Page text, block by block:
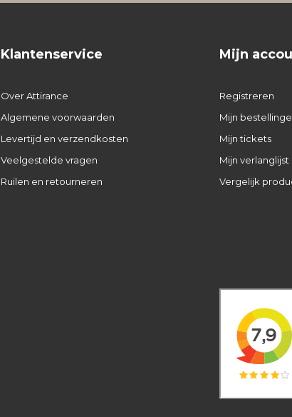
Klantenservice
Over Attirance
Algemene voorwaarden
Levertijd en verzendkosten
Veelgestelde vragen
Ruilen en retourneren
Mijn
Registreren
Mijn
Mijn tickets
Mijn verlanglijst
Vergelijk